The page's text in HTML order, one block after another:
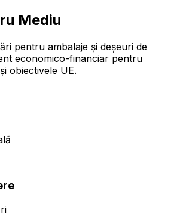
Mediu
pentru ambalaje și deșeuri de
economico-financiar pentru
obiectivele UE.